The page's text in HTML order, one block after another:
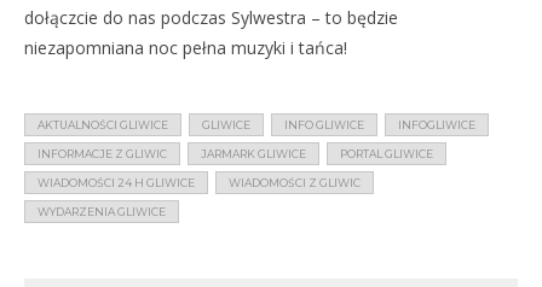
dołączcie do nas podczas Sylwestra – to będzie
niezapomniana noc pełna muzyki i tańca!
AKTUALNOŚCI GLIWICE GLIWICE INFO GLIWICE INFOGLIWICE
INFORMACJE Z GLIWIC JARMARK GLIWICE PORTAL GLIWICE
WIADOMOŚCI 24 H GLIWICE WIADOMOŚCI Z GLIWIC
WYDARZENIA GLIWICE